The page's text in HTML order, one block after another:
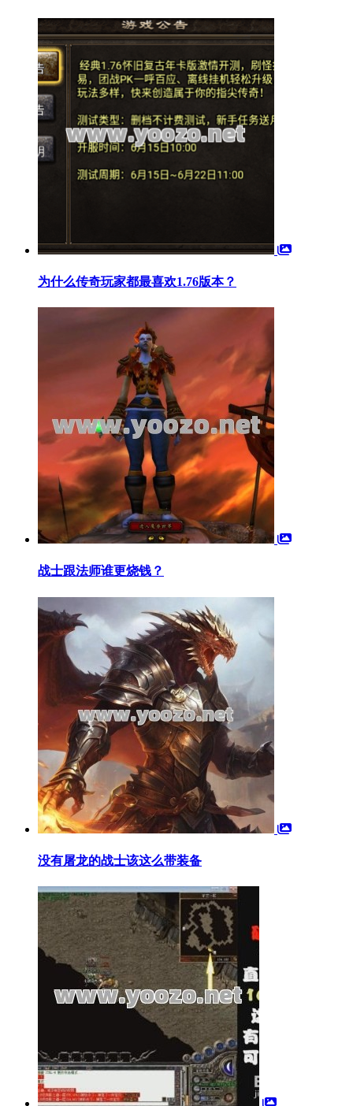
为什么传奇玩家都最喜欢1.76版本？
战士跟法师谁更烧钱？
没有屠龙的战士该这么带装备